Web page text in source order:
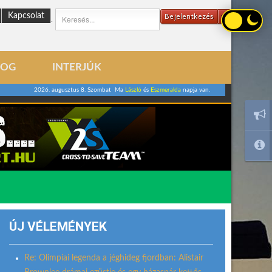
Bejelentkezés
Kapcsolat
INTERJÚK
2026. augusztus 8. Szombat Ma Lászlóés Eszmeraldanapja van.
ÚJ VÉLEMÉNYEK
Re: Olimpiai legenda a jéghideg fjordban: Alistair